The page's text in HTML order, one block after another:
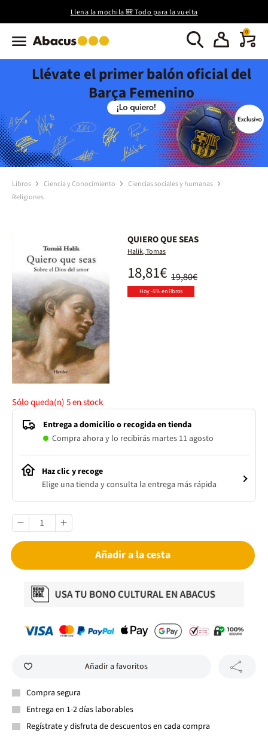
Llena la mochila 🎒 Todo para la vuelta
0
Llévate el primer balón oficial del
Barça Femenino
Libros Ciencia y Conocimiento
Ciencias sociales y humanas
Religiones
QUIERO QUE SEAS
Halik, Tomas
19,80€
18,81€
Hoy -5% en libros
Sólo queda(n)5en stock
Entrega a domicilio o recogida en tienda
Compra ahora y lo recibirás martes 11 agosto
Haz clic y recoge
Elige una tienda y consulta la entrega más rápida
Añadir a la cesta
Añadir a favoritos
Compra segura
Entrega en 1-2 días laborables
Regístrate y disfruta de descuentos en cada compra